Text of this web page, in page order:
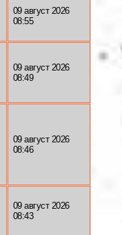
09 август 2026
08:55
09 август 2026
08:49
09 август 2026
08:46
09 август 2026
08:43